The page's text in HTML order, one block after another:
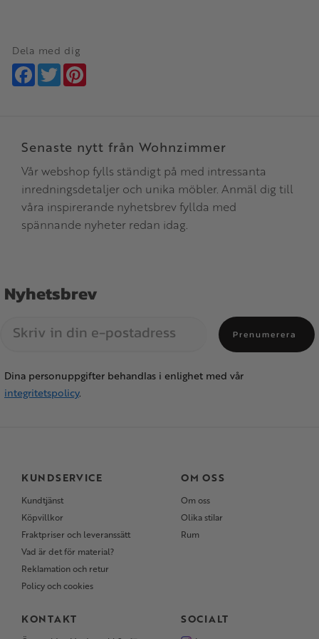
Dela med dig
Facebook
Twitter
Senaste nytt från Wohnzimmer
Vår webshop fylls ständigt på med intressanta
inredningsdetaljer och unika möbler. Anmäl dig till
våra inspirerande nyhetsbrev fyllda med
spännande nyheter redan idag.
Nyhetsbrev
Prenumerera
Dina personuppgifter behandlas i enlighet med vår
integritetspolicy.
KUNDSERVICE
Kundtjänst
Köpvillkor
Fraktpriser och leveranssätt
Vad är det för material?
Reklamation och retur
Policy och cookies
OM OSS
Om oss
Olika stilar
Rum
KONTAKT SOCIALT